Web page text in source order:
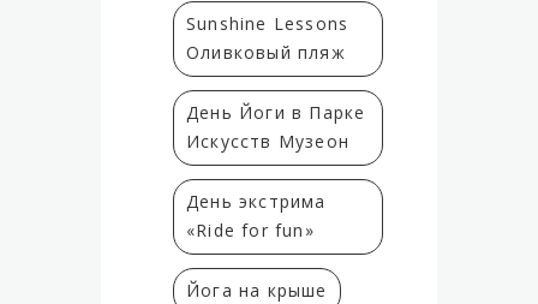
Sunshine Lessons
Оливковый пляж
День Йоги в Парке
Искусств Музеон
День экстрима
«Ride for fun»
Йога на крыше